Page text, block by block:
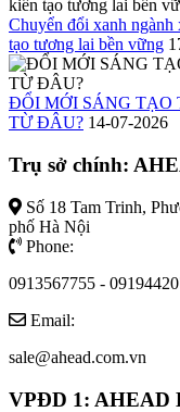
Chuyển đổi xanh
tạo tương lai bền vững
ĐỔI MỚI SÁNG TẠO
TỪ ĐÂU? 14-07-2026
Trụ sở chính:
Số 18 Tam Trinh,
phố Hà Nội
Phone:
0913567755 -
Email:
sale@ahead.com.vn
VPĐD 1: AHEAD